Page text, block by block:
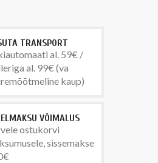
TRANSPORT
al. 59€ /
al. 99€ (va
kaup)
VÕIMALUS
ostukorvi
sissemakse